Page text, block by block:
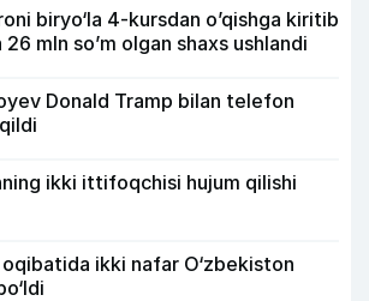
biryo‘la 4-kursdan o’qishga kiritib
mln so’m olgan shaxs ushlandi
Donald Tramp bilan telefon
ikki ittifoqchisi hujum qilishi
oqibatida ikki nafar O‘zbekiston